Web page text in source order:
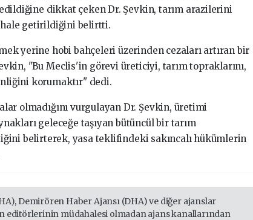
dikkat çeken Dr. Şevkin, tarım arazilerini
getirildiğini belirtti.
yerine hobi bahçeleri üzerinden cezaları artıran bir
"Bu Meclis'in görevi üreticiyi, tarım topraklarını,
korumaktır" dedi.
olmadığını vurgulayan Dr. Şevkin, üretimi
geleceğe taşıyan bütüncül bir tarım
belirterek, yasa teklifindeki sakıncalı hükümlerin
Demirören Haber Ajansı (DHA) ve diğer ajanslar
editörlerinin müdahalesi olmadan ajans kanallarından